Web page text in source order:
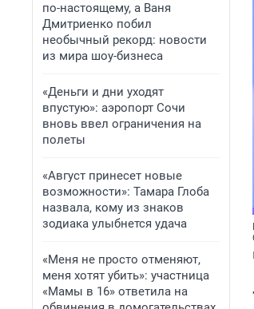
по-настоящему, а Ваня
Дмитриенко побил
необычный рекорд: новости
из мира шоу-бизнеса
«Деньги и дни уходят
впустую»: аэропорт Сочи
вновь ввел ограничения на
полеты
«Август принесет новые
возможности»: Тамара Глоба
назвала, кому из знаков
зодиака улыбнется удача
«Меня не просто отменяют,
меня хотят убить»: участница
«Мамы в 16» ответила на